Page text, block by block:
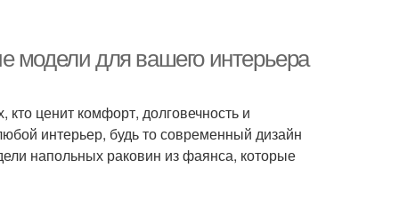
модели для вашего интерьера
ценит комфорт, долговечность и
интерьер, будь то современный дизайн
напольных раковин из фаянса, которые